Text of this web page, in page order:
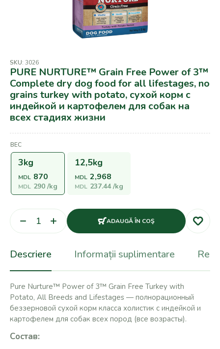
SKU: 3026
PURE NURTURE™ Grain Free Power of 3™
Complete dry dog food for all lifestages, no
grains turkey with potato, сухой корм с
индейкой и картофелем для собак на
всех стадиях жизни
ВЕС
3kg
MDL 870
MDL 290/kg
12,5kg
MDL 2,968
MDL 237.44/kg
ADAUGĂ ÎN COŞ
Descriere Informații suplimentare
Pure Nurture™ Power of 3™ Grain Free Turkey with
Potato, All Breeds and Lifestages — полнорационный
беззерновой сухой корм класса холистик с индейкой и
картофелем для собак всех пород (все возрасты).
Состав: